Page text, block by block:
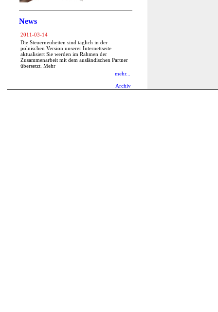
News
2011-03-14
Die Steuerneuheiten sind täglich in der
polnischen Version unserer Internettseite
aktualisiert Sie werden im Rahmen der
Zusammenarbeit mit dem ausländischen Partner
übersetzt. Mehr
mehr...
Archiv